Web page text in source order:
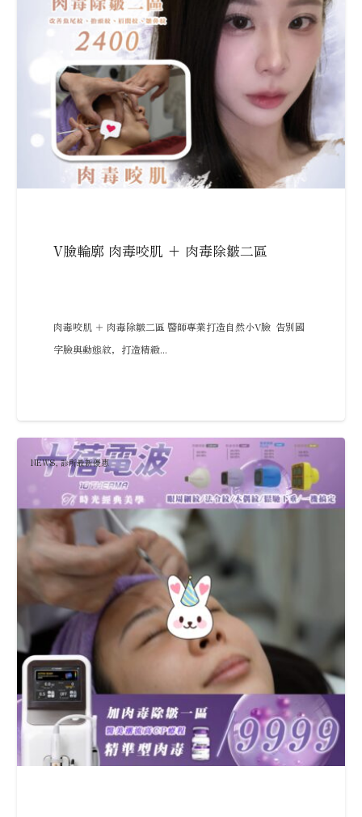
V臉輪廓 肉毒咬肌 + 肉毒除皺二區
肉毒咬肌 ＋ 肉毒除皺二區 醫師專業打造自然小V臉 告別國
字臉與動態紋，打造精緻...
NEWS,診所最新優惠